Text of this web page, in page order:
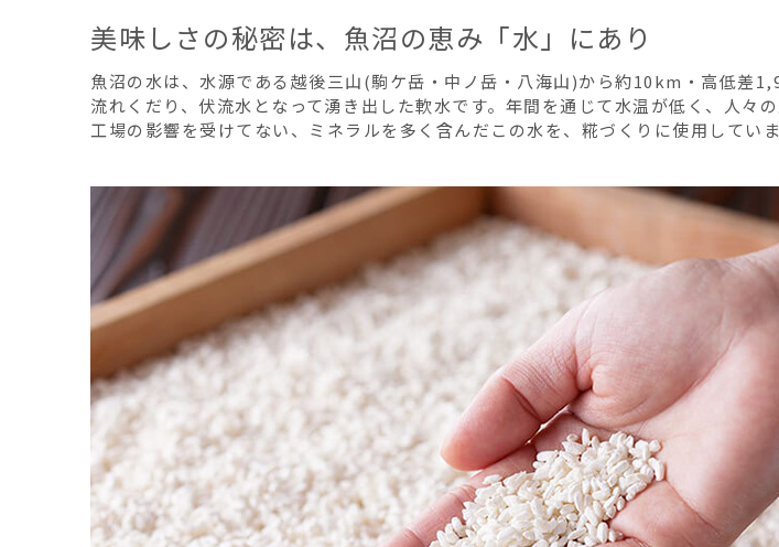
美味しさの秘密は、魚沼の恵み「水」にあり
魚沼の水は、水源である越後三山(駒ケ岳・中ノ岳・八海山)から約10km・高低差
流れくだり、伏流水となって湧き出した軟水です。年間を通じて水温が低く、人々
工場の影響を受けてない、ミネラルを多く含んだこの水を、糀づくりに使用していま